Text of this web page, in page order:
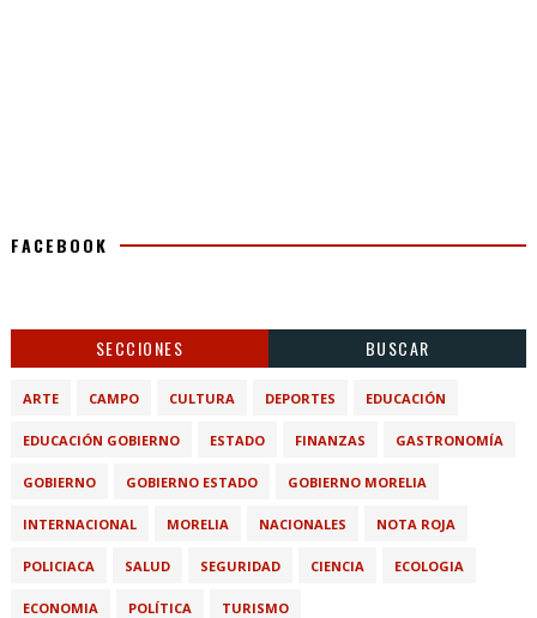
FACEBOOK
SECCIONES BUSCAR
ARTE CAMPO CULTURA DEPORTES EDUCACIÓN
EDUCACIÓN GOBIERNO ESTADO FINANZAS GASTRONOMÍA
GOBIERNO GOBIERNO ESTADO GOBIERNO MORELIA
INTERNACIONAL MORELIA NACIONALES NOTA ROJA
POLICIACA SALUD SEGURIDAD CIENCIA ECOLOGIA
ECONOMIA POLÍTICA TURISMO